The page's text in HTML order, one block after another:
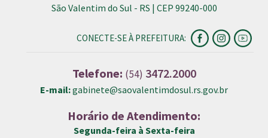
São Valentim do Sul - RS | CEP 99240-000
CONECTE-SE À PREFEITURA:
Telefone: (54) 3472.2000
E-mail:gabinete@saovalentimdosul.rs.gov.br
Horário de Atendimento:
Segunda-feira à Sexta-feira